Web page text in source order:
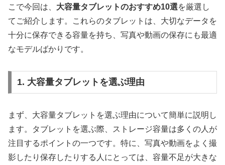
こで今回は、 大容量タブレットのおすすめ10選を厳選し
てご紹介します。これらのタブレットは、大切なデータを
十分に保存できる容量を持ち、写真や動画の保存にも最適
なモデルばかりです。
1. 大容量タブレットを選ぶ理由
まず、大容量タブレットを選ぶ理由について簡単に説明し
ます。タブレットを選ぶ際、ストレージ容量は多くの人が
注目するポイントの一つです。特に、写真や動画をよく撮
影したり保存したりする人にとっては、容量不足が大きな